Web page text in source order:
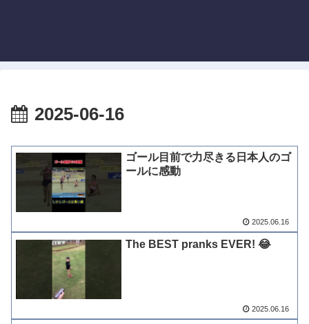
2025-06-16
ゴール目前で力尽きる日本人のゴ
ールに感動
2025.06.16
The BEST pranks EVER! 😂
2025.06.16